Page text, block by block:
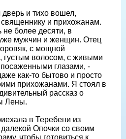
и тихо вошел,
и прихожанам.
не более десяти, в
мужчин и женщин. Отец
с мощной
густым волосом, с живыми
глазами, -
как-то бытово и просто
прихожанами. Я стоял в
рассказ о
Лены.
в Теребени из
Опочки со своим
чтобы готовиться к